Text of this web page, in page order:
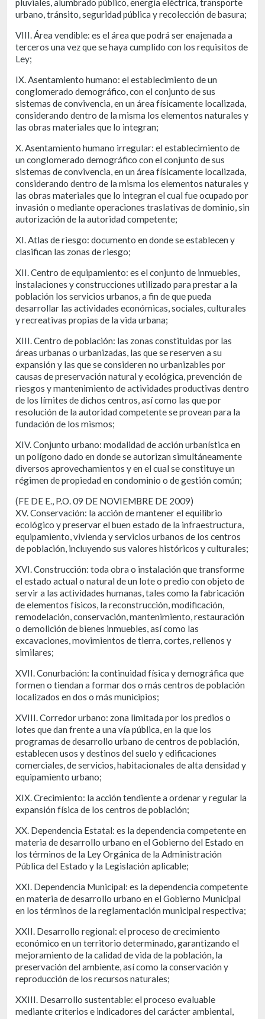
urbano, tránsito, seguridad pública y recolección de basura;
VIII. Área vendible: es el área que podrá ser enajenada a
terceros una vez que se haya cumplido con los requisitos de
Ley;
IX. Asentamiento humano: el establecimiento de un
conglomerado demográfico, con el conjunto de sus
sistemas de convivencia, en un área físicamente localizada,
considerando dentro de la misma los elementos naturales y
las obras materiales que lo integran;
X. Asentamiento humano irregular: el establecimiento de
un conglomerado demográfico con el conjunto de sus
sistemas de convivencia, en un área físicamente localizada,
considerando dentro de la misma los elementos naturales y
las obras materiales que lo integran el cual fue ocupado por
invasión o mediante operaciones traslativas de dominio, sin
autorización de la autoridad competente;
XI. Atlas de riesgo: documento en donde se establecen y
clasifican las zonas de riesgo;
XII. Centro de equipamiento: es el conjunto de inmuebles,
instalaciones y construcciones utilizado para prestar a la
población los servicios urbanos, a fin de que pueda
desarrollar las actividades económicas, sociales, culturales
y recreativas propias de la vida urbana;
XIII. Centro de población: las zonas constituidas por las
áreas urbanas o urbanizadas, las que se reserven a su
expansión y las que se consideren no urbanizables por
causas de preservación natural y ecológica, prevención de
riesgos y mantenimiento de actividades productivas dentro
de los límites de dichos centros, así como las que por
resolución de la autoridad competente se provean para la
fundación de los mismos;
XIV. Conjunto urbano: modalidad de acción urbanística en
un polígono dado en donde se autorizan simultáneamente
diversos aprovechamientos y en el cual se constituye un
régimen de propiedad en condominio o de gestión común;
(FE DE E., P.O. 09 DE NOVIEMBRE DE 2009)
XV. Conservación: la acción de mantener el equilibrio
ecológico y preservar el buen estado de la infraestructura,
equipamiento, vivienda y servicios urbanos de los centros
de población, incluyendo sus valores históricos y culturales;
XVI. Construcción: toda obra o instalación que transforme
el estado actual o natural de un lote o predio con objeto de
servir a las actividades humanas, tales como la fabricación
de elementos físicos, la reconstrucción, modificación,
remodelación, conservación, mantenimiento, restauración
o demolición de bienes inmuebles, así como las
excavaciones, movimientos de tierra, cortes, rellenos y
similares;
XVII. Conurbación: la continuidad física y demográfica que
formen o tiendan a formar dos o más centros de población
localizados en dos o más municipios;
XVIII. Corredor urbano: zona limitada por los predios o
lotes que dan frente a una vía pública, en la que los
programas de desarrollo urbano de centros de población,
establecen usos y destinos del suelo y edificaciones
comerciales, de servicios, habitacionales de alta densidad y
equipamiento urbano;
XIX. Crecimiento: la acción tendiente a ordenar y regular la
expansión física de los centros de población;
XX. Dependencia Estatal: es la dependencia competente en
materia de desarrollo urbano en el Gobierno del Estado en
los términos de la Ley Orgánica de la Administración
Pública del Estado y la Legislación aplicable;
XXI. Dependencia Municipal: es la dependencia competente
en materia de desarrollo urbano en el Gobierno Municipal
en los términos de la reglamentación municipal respectiva;
XXII. Desarrollo regional: el proceso de crecimiento
económico en un territorio determinado, garantizando el
mejoramiento de la calidad de vida de la población, la
preservación del ambiente, así como la conservación y
reproducción de los recursos naturales;
XXIII. Desarrollo sustentable: el proceso evaluable
mediante criterios e indicadores del carácter ambiental,